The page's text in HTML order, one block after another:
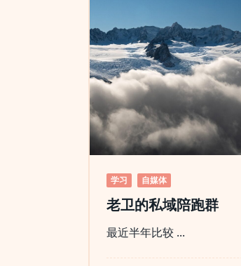
学习 自媒体
老卫的私域陪跑群
最近半年比较 ...